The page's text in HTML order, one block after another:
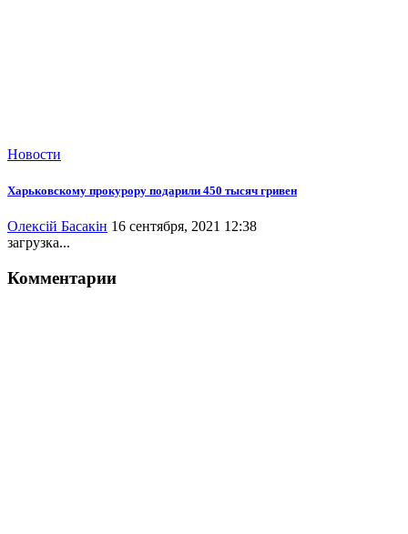
Новости
Харьковскому прокурору подарили 450 тысяч гривен
Олексій Басакін 16 сентября, 2021 12:38
загрузка...
Комментарии